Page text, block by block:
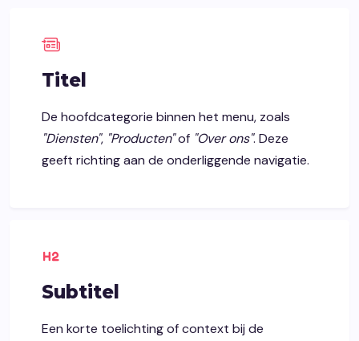
Titel
De hoofdcategorie binnen het menu, zoals
"Diensten", "Producten"of "Over ons". Deze
geeft richting aan de onderliggende navigatie.
Subtitel
Een korte toelichting of context bij de